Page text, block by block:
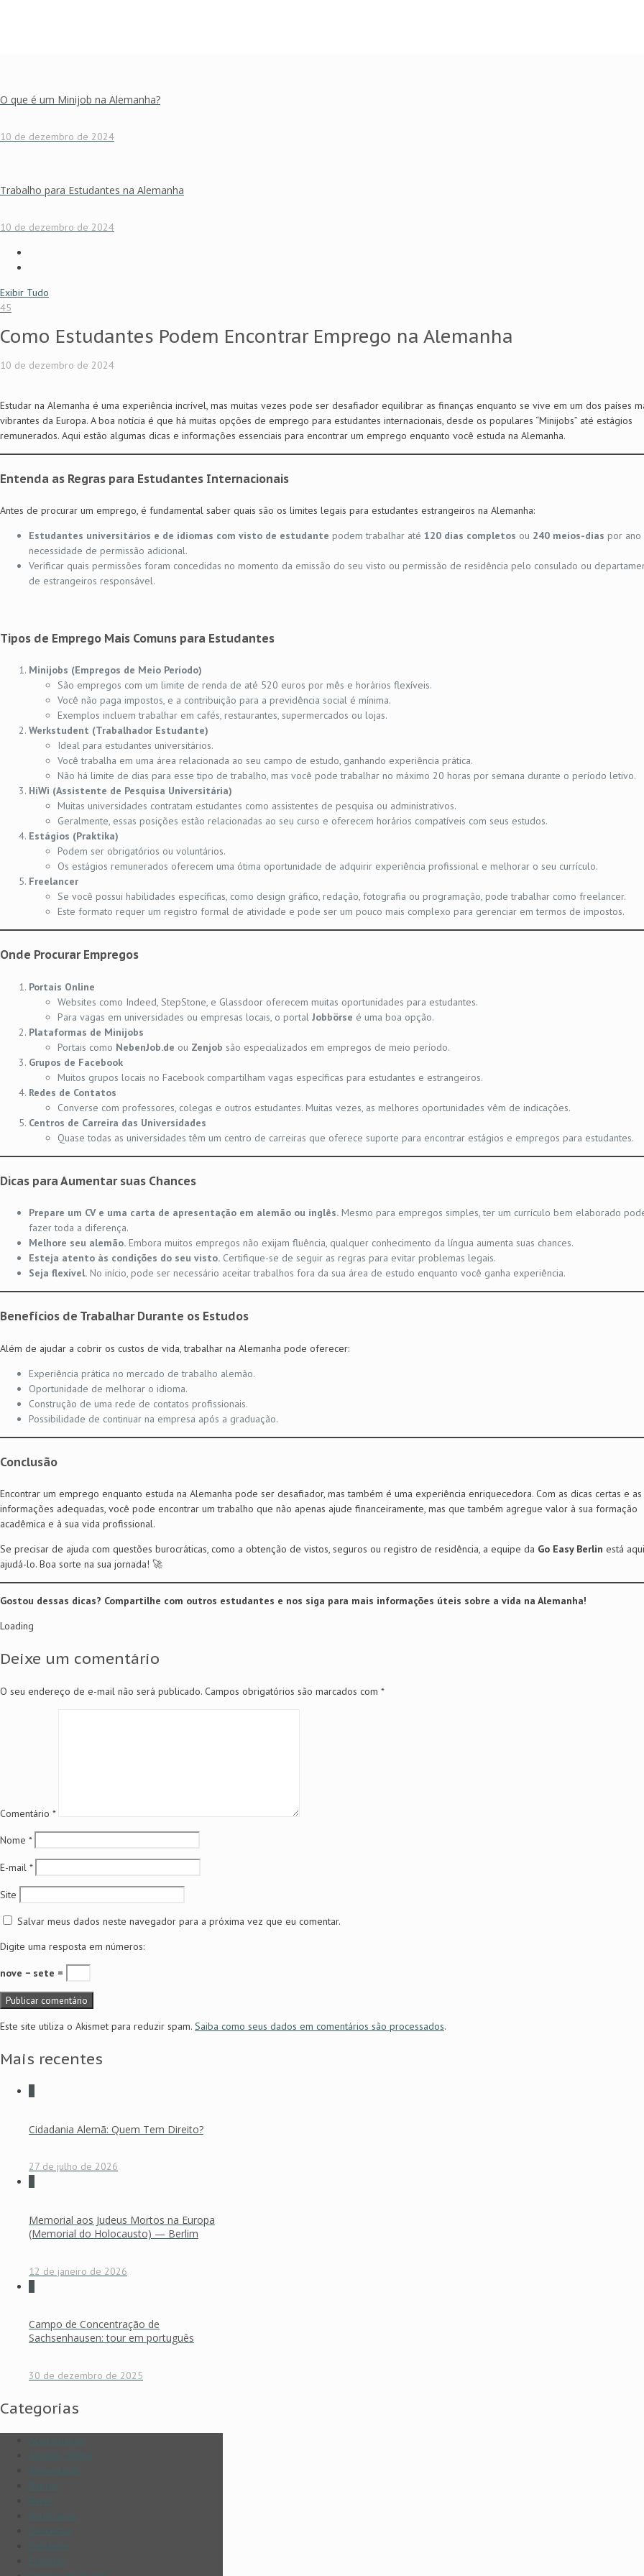
O que é um Minijob na Alemanha?
10 de dezembro de 2024
Trabalho para Estudantes na Alemanha
10 de dezembro de 2024
Exibir Tudo
45
Como Estudantes Podem Encontrar Emprego na Alemanha
10 de dezembro de 2024
Estudar na Alemanha é uma experiência incrível, mas muitas vezes pode ser desafiador equilibrar as finanças enquanto se vive em um dos países
vibrantes da Europa. A boa notícia é que há muitas opções de emprego para estudantes internacionais, desde os populares “Minijobs” até estágios
remunerados. Aqui estão algumas dicas e informações essenciais para encontrar um emprego enquanto você estuda na Alemanha.
Entenda as Regras para Estudantes Internacionais
Antes de procurar um emprego, é fundamental saber quais são os limites legais para estudantes estrangeiros na Alemanha:
Estudantes universitários e de idiomas com visto de estudante podem trabalhar até 120 dias completos ou 240 meios-dias por ano
necessidade de permissão adicional.
Verificar quais permissões foram concedidas no momento da emissão do seu visto ou permissão de residência pelo consulado ou
de estrangeiros responsável.
Tipos de Emprego Mais Comuns para Estudantes
Minijobs (Empregos de Meio Período)
São empregos com um limite de renda de até 520 euros por mês e horários flexíveis.
Você não paga impostos, e a contribuição para a previdência social é mínima.
Exemplos incluem trabalhar em cafés, restaurantes, supermercados ou lojas.
Werkstudent (Trabalhador Estudante)
Ideal para estudantes universitários.
Você trabalha em uma área relacionada ao seu campo de estudo, ganhando experiência prática.
Não há limite de dias para esse tipo de trabalho, mas você pode trabalhar no máximo 20 horas por semana durante o período letivo.
HiWi (Assistente de Pesquisa Universitária)
Muitas universidades contratam estudantes como assistentes de pesquisa ou administrativos.
Geralmente, essas posições estão relacionadas ao seu curso e oferecem horários compatíveis com seus estudos.
Estágios (Praktika)
Podem ser obrigatórios ou voluntários.
Os estágios remunerados oferecem uma ótima oportunidade de adquirir experiência profissional e melhorar o seu currículo.
Freelancer
Se você possui habilidades específicas, como design gráfico, redação, fotografia ou programação, pode trabalhar como freelancer.
Este formato requer um registro formal de atividade e pode ser um pouco mais complexo para gerenciar em termos de impostos.
Onde Procurar Empregos
Portais Online
Websites como Indeed, StepStone, e Glassdoor oferecem muitas oportunidades para estudantes.
Para vagas em universidades ou empresas locais, o portal Jobbörse é uma boa opção.
Plataformas de Minijobs
Portais como NebenJob.de ou Zenjob são especializados em empregos de meio período.
Grupos de Facebook
Muitos grupos locais no Facebook compartilham vagas específicas para estudantes e estrangeiros.
Redes de Contatos
Converse com professores, colegas e outros estudantes. Muitas vezes, as melhores oportunidades vêm de indicações.
Centros de Carreira das Universidades
Quase todas as universidades têm um centro de carreiras que oferece suporte para encontrar estágios e empregos para estudantes.
Dicas para Aumentar suas Chances
Prepare um CV e uma carta de apresentação em alemão ou inglês. Mesmo para empregos simples, ter um currículo bem elaborado
fazer toda a diferença.
Melhore seu alemão. Embora muitos empregos não exijam fluência, qualquer conhecimento da língua aumenta suas chances.
Esteja atento às condições do seu visto. Certifique-se de seguir as regras para evitar problemas legais.
Seja flexível. No início, pode ser necessário aceitar trabalhos fora da sua área de estudo enquanto você ganha experiência.
Benefícios de Trabalhar Durante os Estudos
Além de ajudar a cobrir os custos de vida, trabalhar na Alemanha pode oferecer:
Experiência prática no mercado de trabalho alemão.
Oportunidade de melhorar o idioma.
Construção de uma rede de contatos profissionais.
Possibilidade de continuar na empresa após a graduação.
Conclusão
Encontrar um emprego enquanto estuda na Alemanha pode ser desafiador, mas também é uma experiência enriquecedora. Com as dicas certas e as
informações adequadas, você pode encontrar um trabalho que não apenas ajude financeiramente, mas que também agregue valor à sua formação
acadêmica e à sua vida profissional.
Se precisar de ajuda com questões burocráticas, como a obtenção de vistos, seguros ou registro de residência, a equipe da Go Easy Berlin está
ajudá-lo. Boa sorte na sua jornada! 🚀
Gostou dessas dicas? Compartilhe com outros estudantes e nos siga para mais informações úteis sobre a vida na Alemanha!
Loading
Deixe um comentário
O seu endereço de e-mail não será publicado. Campos obrigatórios são marcados com *
Comentário *
Nome *
E-mail *
Site
Salvar meus dados neste navegador para a próxima vez que eu comentar.
Digite uma resposta em números:
nove − sete =
Este site utiliza o Akismet para reduzir spam. Saiba como seus dados em comentários são processados.
Mais recentes
Cidadania Alemã: Quem Tem Direito?
27 de julho de 2026
Memorial aos Judeus Mortos na Europa
(Memorial do Holocausto) — Berlim
12 de janeiro de 2026
Campo de Concentração de
Sachsenhausen: tour em português
30 de dezembro de 2025
Categorias